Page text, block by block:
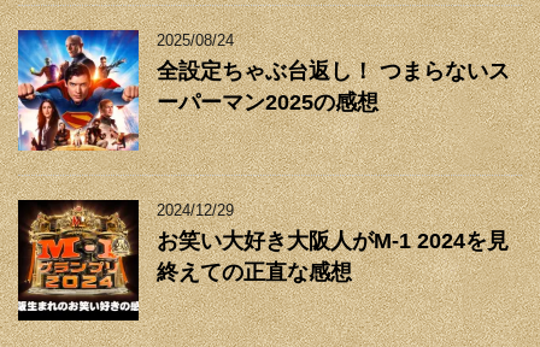
2025/08/24
全設定ちゃぶ台返し！ つまらないス
ーパーマン2025の感想
2024/12/29
お笑い大好き大阪人がM-1 2024を見
終えての正直な感想